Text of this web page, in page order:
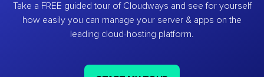
Take a FREE guided tour of Cloudways and see for yourself
how easily you can manage your server & apps on the
leading cloud-hosting platform.